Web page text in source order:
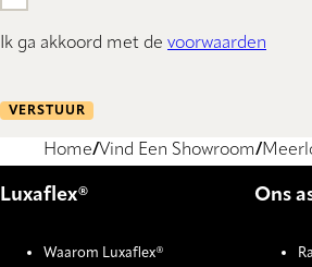
Ik ga akkoord met de voorwaarden
VERSTUUR
Home Vind Een Showroom
Luxaflex®
Waarom Luxaflex®
Ons